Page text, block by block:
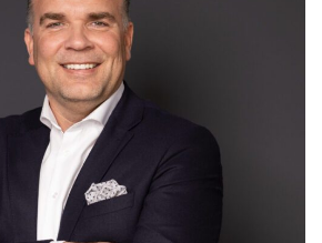
BEL VETEBE
E-MAIL VETEBE
VETEBE INSTAGRAM